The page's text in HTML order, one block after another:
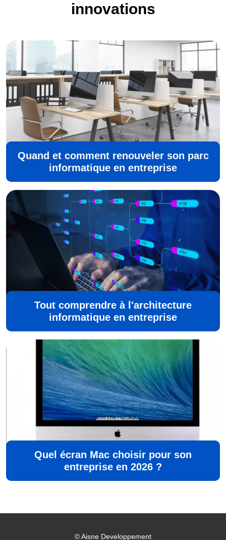
innovations
Quand et comment renouveler son parc
informatique en entreprise
Tout comprendre à l'architecture
informatique en entreprise
Quel écran Mac choisir pour son
entreprise en 2026 ?
©Aisne Developpement